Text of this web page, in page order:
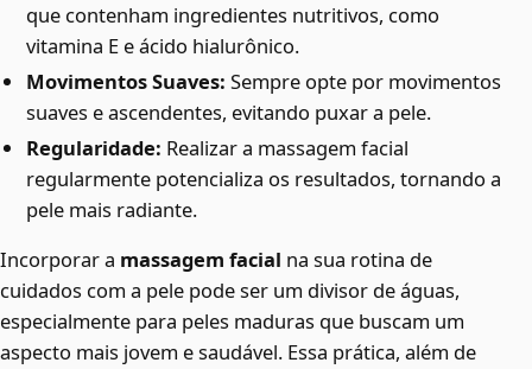
que contenham ingredientes nutritivos, como
vitamina E e ácido hialurônico.
Movimentos Suaves: Sempre opte por movimentos
suaves e ascendentes, evitando puxar a pele.
Regularidade: Realizar a massagem facial
regularmente potencializa os resultados, tornando a
pele mais radiante.
Incorporar a massagem facial na sua rotina de
cuidados com a pele pode ser um divisor de águas,
especialmente para peles maduras que buscam um
aspecto mais jovem e saudável. Essa prática, além de